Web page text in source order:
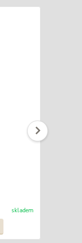
skladem